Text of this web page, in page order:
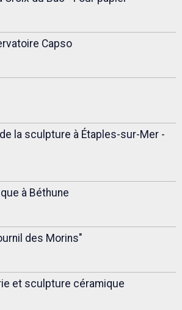
Capso
la sculpture à Étaples-sur-Mer -
à Béthune
des Morins"
et sculpture céramique